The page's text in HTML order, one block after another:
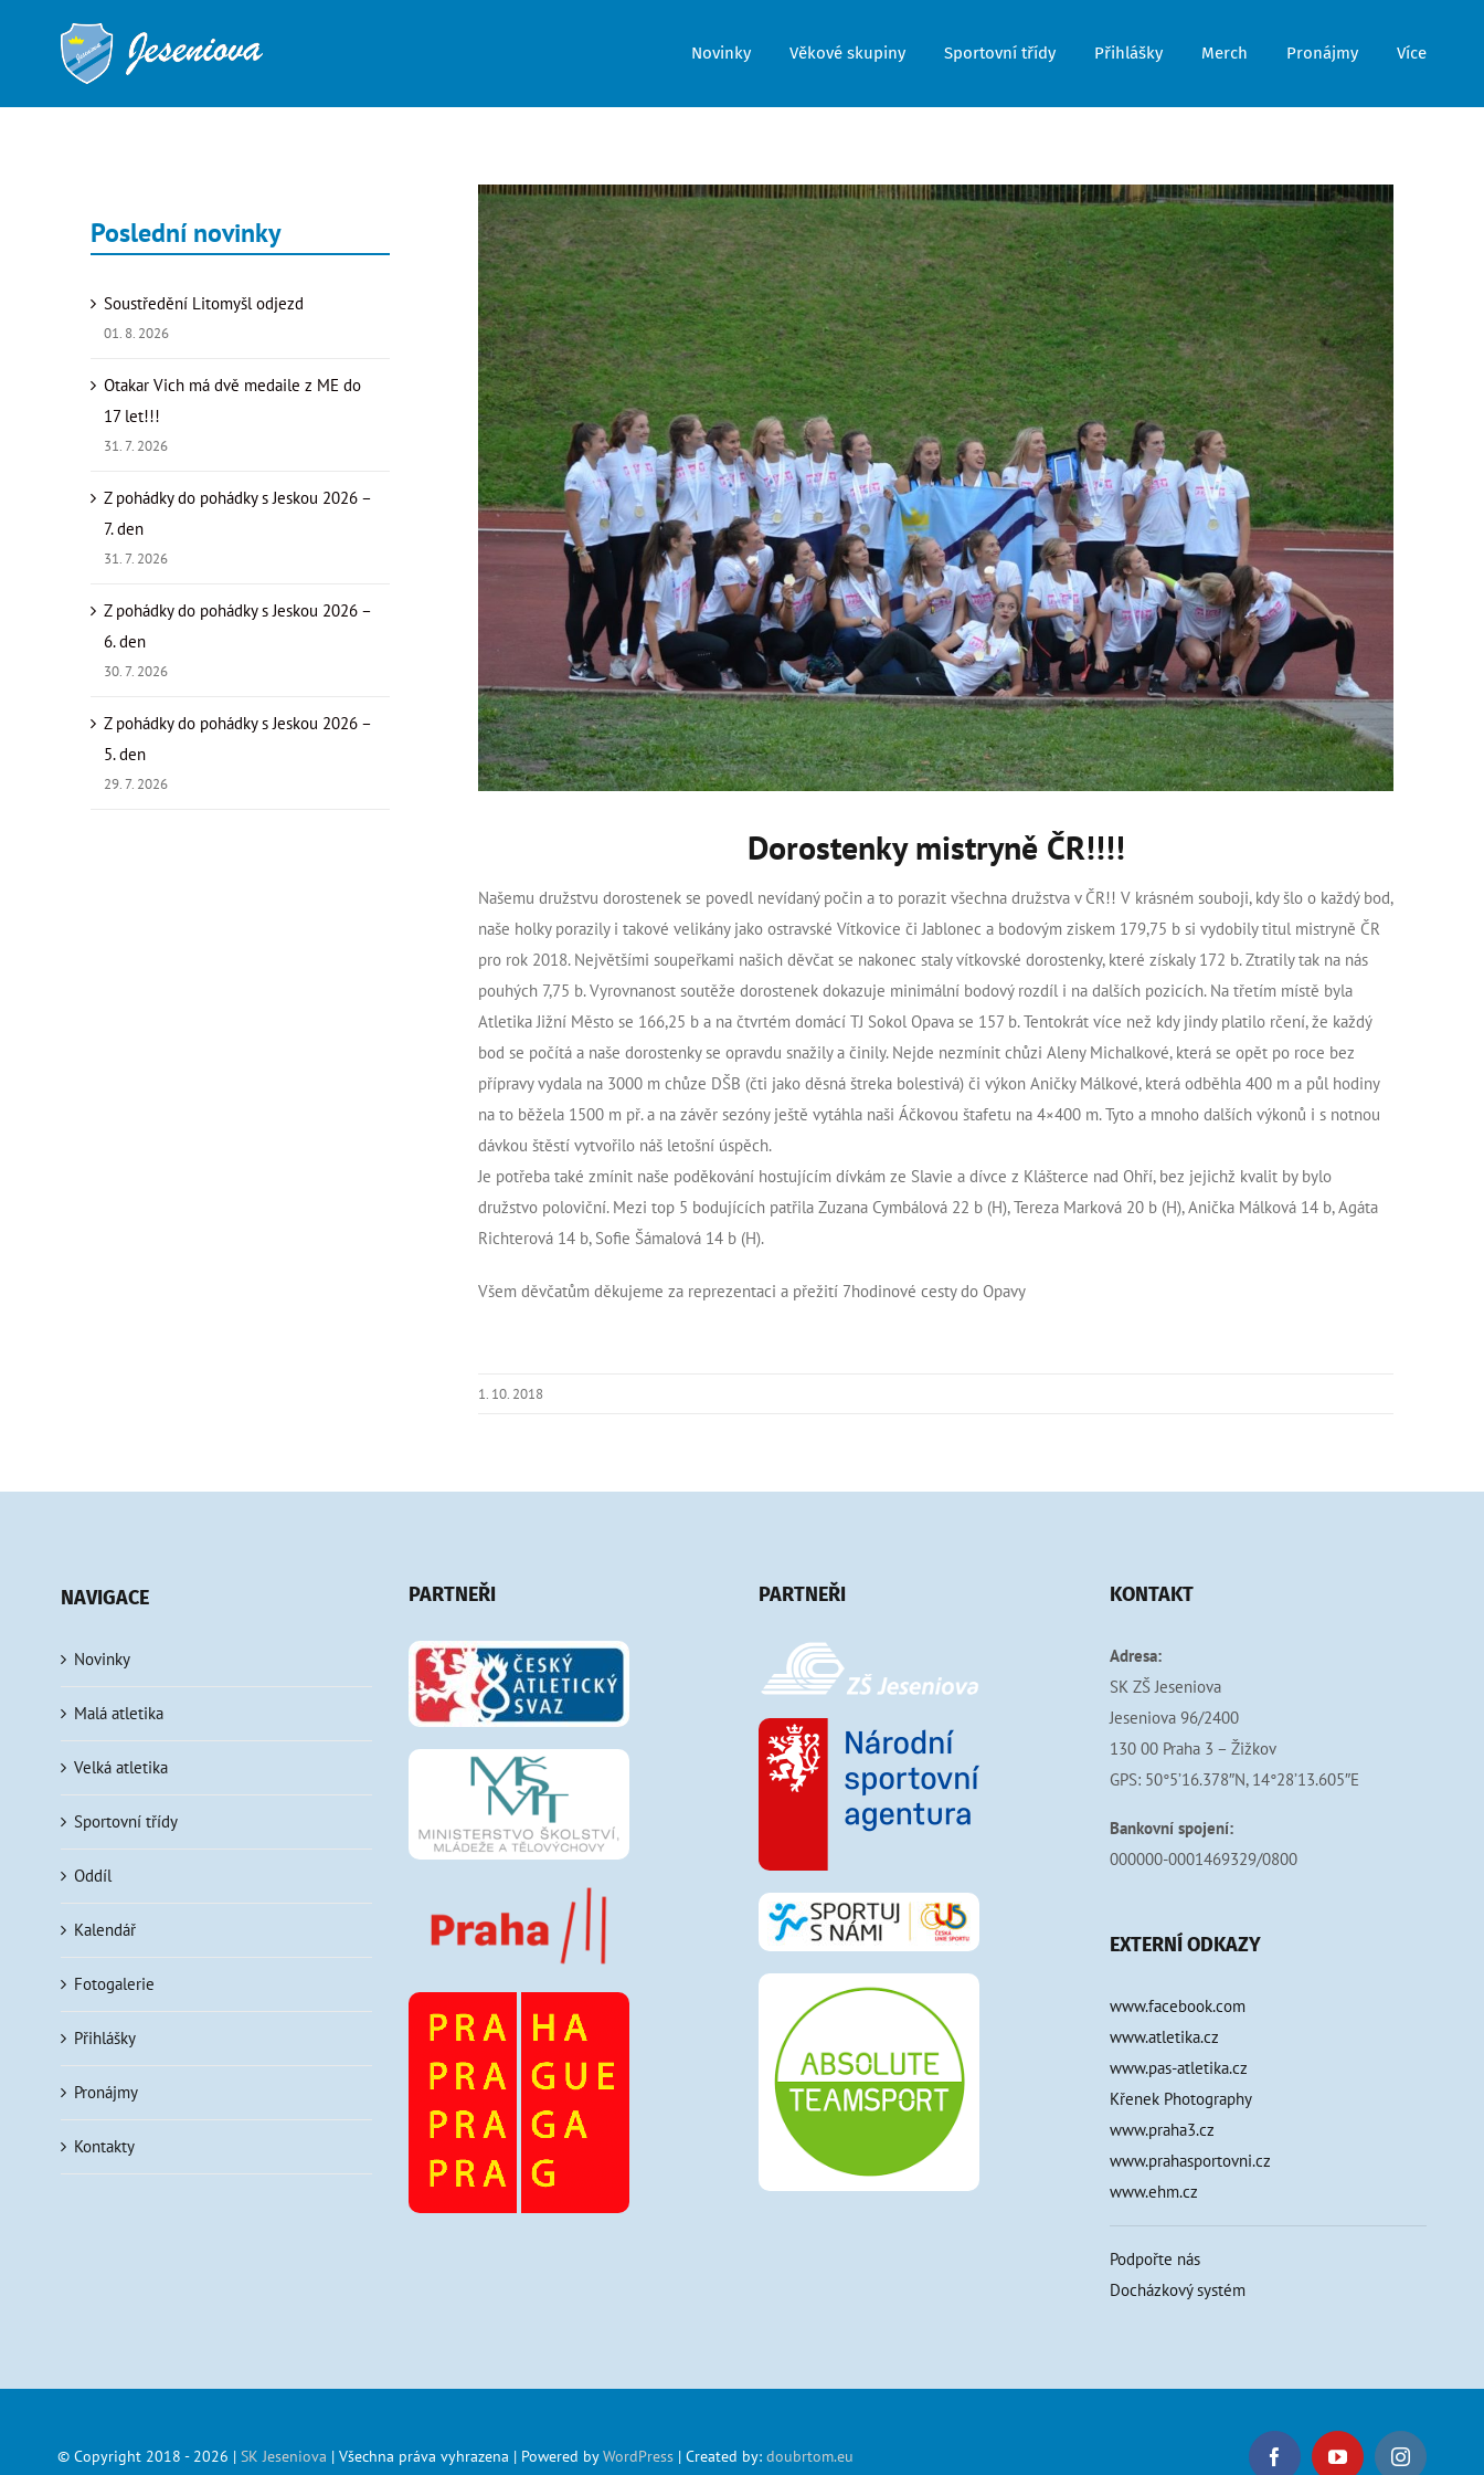
Novinky Věkové skupiny Sportovní třídy Přihlášky Merch Pronájmy Více
Zobrazit
větší
obrázek
Dorostenky mistryně ČR!!!!
Našemu družstvu dorostenek se povedl nevídaný počin a to porazit všechna družstva v ČR!! V krásném souboji, kdy šlo o každý bod,
naše holky porazily i takové velikány jako ostravské Vítkovice či Jablonec a bodovým ziskem 179,75 b si vydobily titul mistryně ČR
pro rok 2018. Největšími soupeřkami našich děvčat se nakonec staly vítkovské dorostenky, které získaly 172 b. Ztratily tak na nás
pouhých 7,75 b. Vyrovnanost soutěže dorostenek dokazuje minimální bodový rozdíl i na dalších pozicích. Na třetím místě byla
Atletika Jižní Město se 166,25 b a na čtvrtém domácí TJ Sokol Opava se 157 b. Tentokrát více než kdy jindy platilo rčení, že každý
bod se počítá a naše dorostenky se opravdu snažily a činily. Nejde nezmínit chůzi Aleny Michalkové, která se opět po roce bez
přípravy vydala na 3000 m chůze DŠB (čti jako děsná štreka bolestivá) či výkon Aničky Málkové, která odběhla 400 m a půl hodiny
na to běžela 1500 m př. a na závěr sezóny ještě vytáhla naši Áčkovou štafetu na 4×400 m. Tyto a mnoho dalších výkonů i s notnou
dávkou štěstí vytvořilo náš letošní úspěch.
Je potřeba také zmínit naše poděkování hostujícím dívkám ze Slavie a dívce z Klášterce nad Ohří, bez jejichž kvalit by bylo
družstvo poloviční. Mezi top 5 bodujících patřila Zuzana Cymbálová 22 b (H), Tereza Marková 20 b (H), Anička Málková 14 b, Agáta
Richterová 14 b, Sofie Šámalová 14 b (H).
Všem děvčatům děkujeme za reprezentaci a přežití 7hodinové cesty do Opavy
1. 10. 2018
Poslední novinky
Soustředění Litomyšl odjezd
01. 8. 2026
Otakar Vich má dvě medaile z ME do
17 let!!!
31. 7. 2026
Z pohádky do pohádky s Jeskou 2026 –
7. den
31. 7. 2026
Z pohádky do pohádky s Jeskou 2026 –
6. den
30. 7. 2026
Z pohádky do pohádky s Jeskou 2026 –
5. den
29. 7. 2026
NAVIGACE
Novinky
Malá atletika
Velká atletika
Sportovní třídy
Oddíl
Kalendář
Fotogalerie
Přihlášky
Pronájmy
Kontakty
PARTNEŘI PARTNEŘI KONTAKT
Adresa:
SK ZŠ Jeseniova
Jeseniova 96/2400
130 00 Praha 3 – Žižkov
GPS: 50°5’16.378″N, 14°28’13.605″E
Bankovní spojení:
000000-0001469329/0800
EXTERNÍ ODKAZY
www.facebook.com
www.atletika.cz
www.pas-atletika.cz
Křenek Photography
www.praha3.cz
www.prahasportovni.cz
www.ehm.cz
Podpořte nás
Docházkový systém
© Copyright 2018 - 2026 | SK Jeseniova | Všechna práva vyhrazena | Powered byWordPress | Created by: doubrtom.eu FacebookYouTubeInstagram